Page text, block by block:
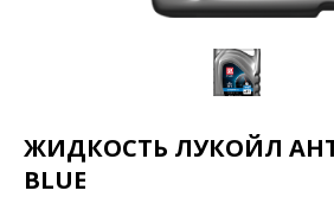
ЖИДКОСТЬ ЛУКОЙЛ
BLUE